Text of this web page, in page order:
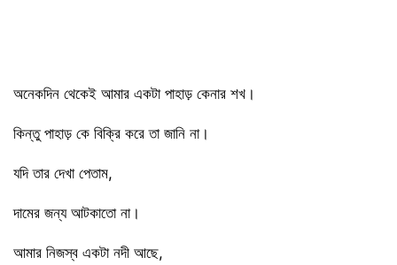
অনেকদিন থেকেই আমার একটা পাহাড় কেনার শখ।
কিন্তু পাহাড় কে বিক্রি করে তা জানি না।
যদি তার দেখা পেতাম,
দামের জন্য আটকাতো না।
আমার নিজস্ব একটা নদী আছে,